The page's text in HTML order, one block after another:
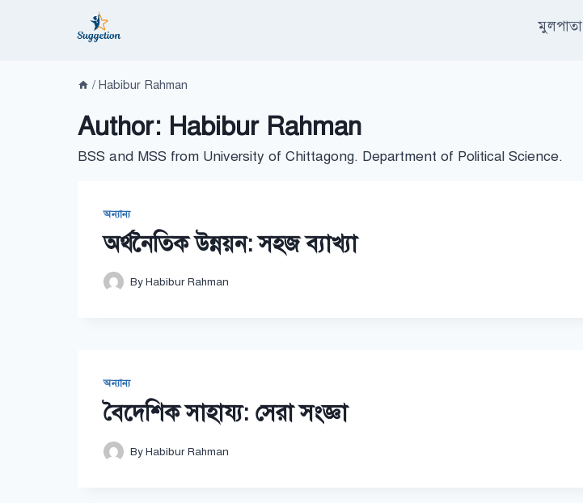
মুলপাতা
/ Habibur Rahman
Author: Habibur Rahman
BSS and MSS from University of Chittagong. Department of Political Science.
অন্যান্য
অর্থনৈতিক উন্নয়ন: সহজ ব্যাখ্যা
ByHabibur Rahman
অন্যান্য
বৈদেশিক সাহায্য: সেরা সংজ্ঞা
ByHabibur Rahman